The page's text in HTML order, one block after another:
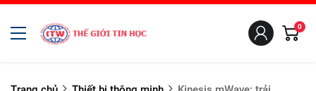
0